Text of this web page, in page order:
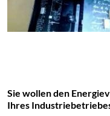
Sie wollen den
Ihres